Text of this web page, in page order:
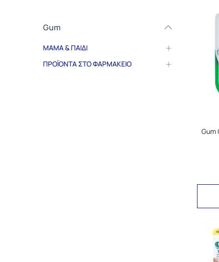
Gum
ΜΑΜΑ & ΠΑΙΔΙ
ΠΡΟΪΟΝΤΑ ΣΤΟ ΦΑΡΜΑΚΕΙΟ
Gum